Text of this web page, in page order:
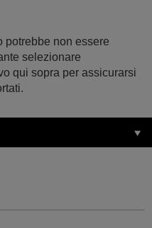
potrebbe non essere
selezionare
qui sopra per assicurarsi